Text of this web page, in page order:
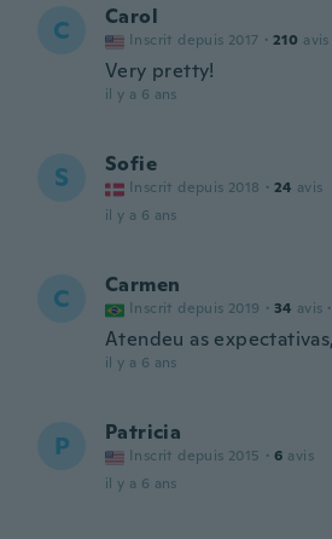
C Carol
Inscrit depuis 2017 · 210 avis
Very pretty!
il y a 6 ans
S Sofie
Inscrit depuis 2018 · 24 avis
il y a 6 ans
C Carmen
Inscrit depuis 2019 · 34 avis ·
Atendeu as
il y a 6 ans
P Patricia
Inscrit depuis 2015 · 6 avis
il y a 6 ans